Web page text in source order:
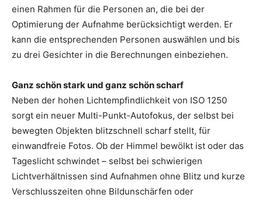
einen Rahmen für die Personen an, die bei der
Optimierung der Aufnahme berücksichtigt werden. Er
kann die entsprechenden Personen auswählen und bis
zu drei Gesichter in die Berechnungen einbeziehen.
Ganz schön stark und ganz schön scharf
Neben der hohen Lichtempfindlichkeit von ISO 1250
sorgt ein neuer Multi-Punkt-Autofokus, der selbst bei
bewegten Objekten blitzschnell scharf stellt, für
einwandfreie Fotos. Ob der Himmel bewölkt ist oder das
Tageslicht schwindet – selbst bei schwierigen
Lichtverhältnissen sind Aufnahmen ohne Blitz und kurze
Verschlusszeiten ohne Bildunschärfen oder